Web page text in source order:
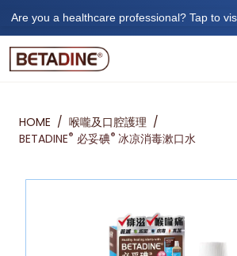
Are you a healthcare professional? Tap to
HOME / 喉嚨及口腔護理 /
BETADINE® 必妥碘® 冰凉消毒漱口水